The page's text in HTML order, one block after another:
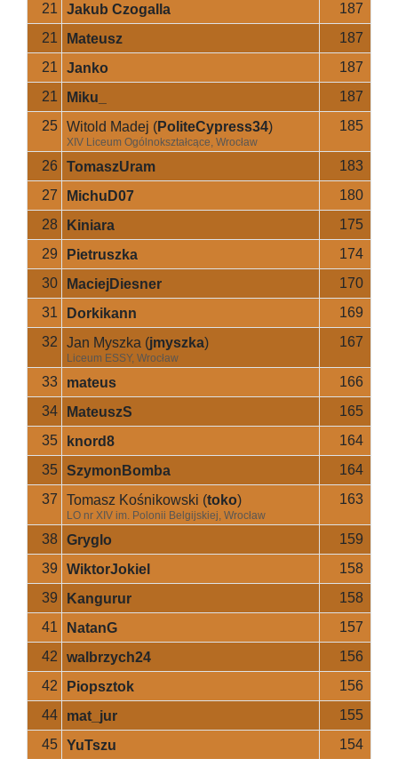
21
Jakub Czogalla
187
21
Mateusz
187
21
Janko
187
21
Miku_
187
25 Witold Madej (PoliteCypress34)
XIV Liceum Ogólnokształcące, Wrocław
185
26 TomaszUram
183
27
MichuD07
180
28
Kiniara
175
29
Pietruszka
174
30
MaciejDiesner
170
31
Dorkikann
169
32
Jan Myszka (jmyszka)
Liceum ESSY, Wrocław
167
33 mateus
166
34
MateuszS
165
35
knord8
164
35 SzymonBomba
164
37
Tomasz Kośnikowski (toko)
LO nr XIV im. Polonii Belgijskiej, Wrocław
163
38 Gryglo
159
39
WiktorJokiel
158
39
Kangurur
158
41
NatanG
157
42
walbrzych24
156
42
Piopsztok
156
44
mat_jur
155
45 YuTszu
154